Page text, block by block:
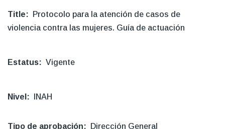
Title
Protocolo para la atención de casos de
violencia contra las mujeres. Guía de actuación
Estatus Vigente
Nivel INAH
Tipo de aprobación Dirección General